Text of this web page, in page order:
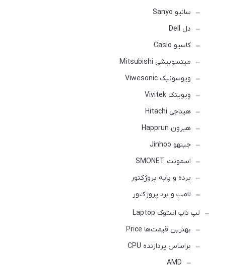
سانیو Sanyo
دل Dell
کاسیو Casio
میتسوبیشی Mitsubishi
ویوسونیک Viwesonic
ویویتک Vivitek
هیتاچی Hitachi
هپرون Happrun
جینهو Jinhoo
اسمونت SMONET
پرده و پایه پروژکتور
لامپ و برد پروژکتور
لپ تاپ استوک Laptop
بهترین قیمت‌ها Price
براساس پردازنده CPU
AMD